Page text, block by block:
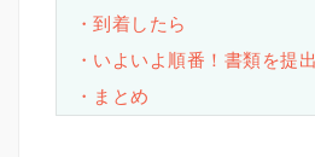
・到着したら
・いよいよ順番！書類を提出
・まとめ